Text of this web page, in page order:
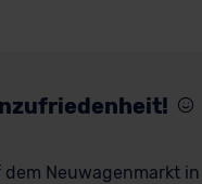
Neuwagenmarkt in